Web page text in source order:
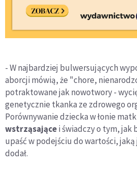
- W najbardziej bulwersujących
aborcji mówią, że "chore,
potraktowane jak nowotwory -
genetycznie tkanka ze zdrowego
Porównywanie dziecka w łonie
wstrząsającei świadczy o tym, jak
upaść w podejściu do wartości,
dodał.